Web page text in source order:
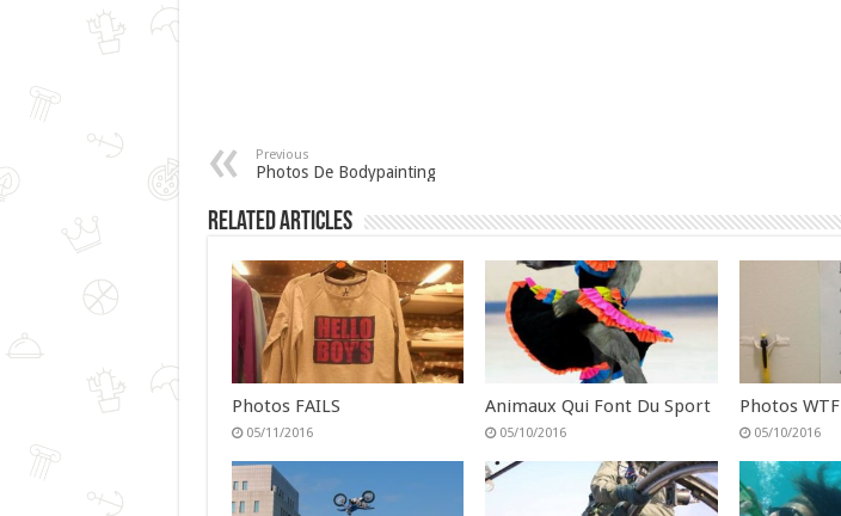
Previous
Photos De Bodypainting
Related Articles
Photos FAILS
05/11/2016
Animaux Qui Font Du Sport
05/10/2016
Photos WTF
05/10/2016